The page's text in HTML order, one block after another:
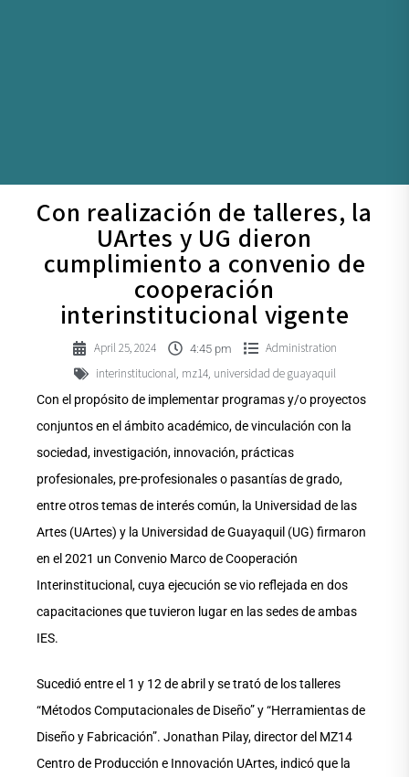
Con realización de talleres, la
UArtes y UG dieron
cumplimiento a convenio de
cooperación
interinstitucional vigente
April 25, 2024 4:45 pm
Administration
interinstitucional, mz14, universidad de guayaquil
Con el propósito de implementar programas y/o proyectos
conjuntos en el ámbito académico, de vinculación con la
sociedad, investigación, innovación, prácticas
profesionales, pre-profesionales o pasantías de grado,
entre otros temas de interés común, la Universidad de las
Artes (UArtes) y la Universidad de Guayaquil (UG) firmaron
en el 2021 un Convenio Marco de Cooperación
Interinstitucional, cuya ejecución se vio reflejada en dos
capacitaciones que tuvieron lugar en las sedes de ambas
IES.
Sucedió entre el 1 y 12 de abril y se trató de los talleres
“Métodos Computacionales de Diseño” y “Herramientas de
Diseño y Fabricación”. Jonathan Pilay, director del MZ14
Centro de Producción e Innovación UArtes, indicó que la